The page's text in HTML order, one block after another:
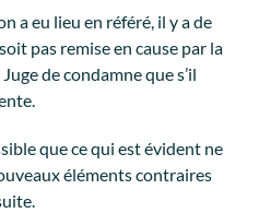
a eu lieu en référé, il y a de
pas remise en cause par la
de condamne que s’il
que ce qui est évident ne
éléments contraires